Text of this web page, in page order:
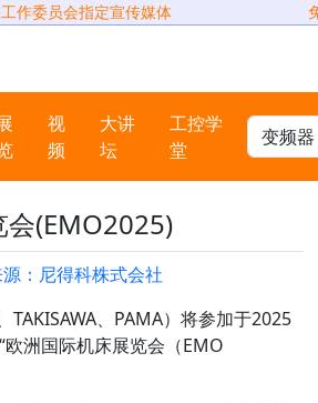
作委员会指定宣传媒体
视
频
大讲
坛
工控学
堂
(EMO2025)
：尼得科株式会社
、PAMA）将参加于2025
洲国际机床展览会（EMO